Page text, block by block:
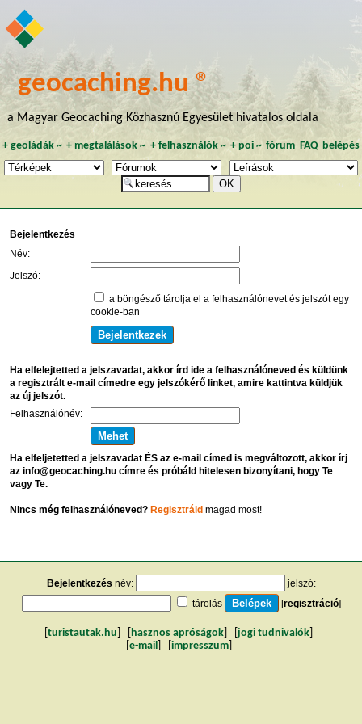
geocaching.hu ®
a Magyar Geocaching Közhasznú Egyesület hivatalos oldala
+ geoládák~ +megtalálások ~ + felhasználók~ + poi~ fórum FAQ belépés
Bejelentkezés
Név:
Jelszó:
a böngésző tárolja el a felhasználónevet és jelszót egy
cookie-ban
Ha elfelejtetted a jelszavadat, akkor írd ide a felhasználóneved és küldünk
a regisztrált e-mail címedre egy jelszókérő linket, amire kattintva küldjük
az új jelszót.
Felhasználónév:
Ha elfeljetetted a jelszavadat ÉS az e-mail címed is megváltozott, akkor írj
az info@geocaching.hu címre és próbáld hitelesen bizonyítani, hogy Te
vagy Te.
Nincs még felhasználóneved? Regisztráldmagad most!
Bejelentkezés név:
jelszó:
tárolás
[regisztráció]
turistautak.hu hasznos apróságok jogi tudnivalók
e-mail impresszum]